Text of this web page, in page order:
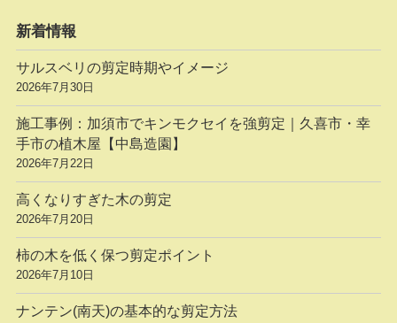
新着情報
サルスベリの剪定時期やイメージ
2026年7月30日
施工事例：加須市でキンモクセイを強剪定｜久喜市・幸
手市の植木屋【中島造園】
2026年7月22日
高くなりすぎた木の剪定
2026年7月20日
柿の木を低く保つ剪定ポイント
2026年7月10日
ナンテン(南天)の基本的な剪定方法